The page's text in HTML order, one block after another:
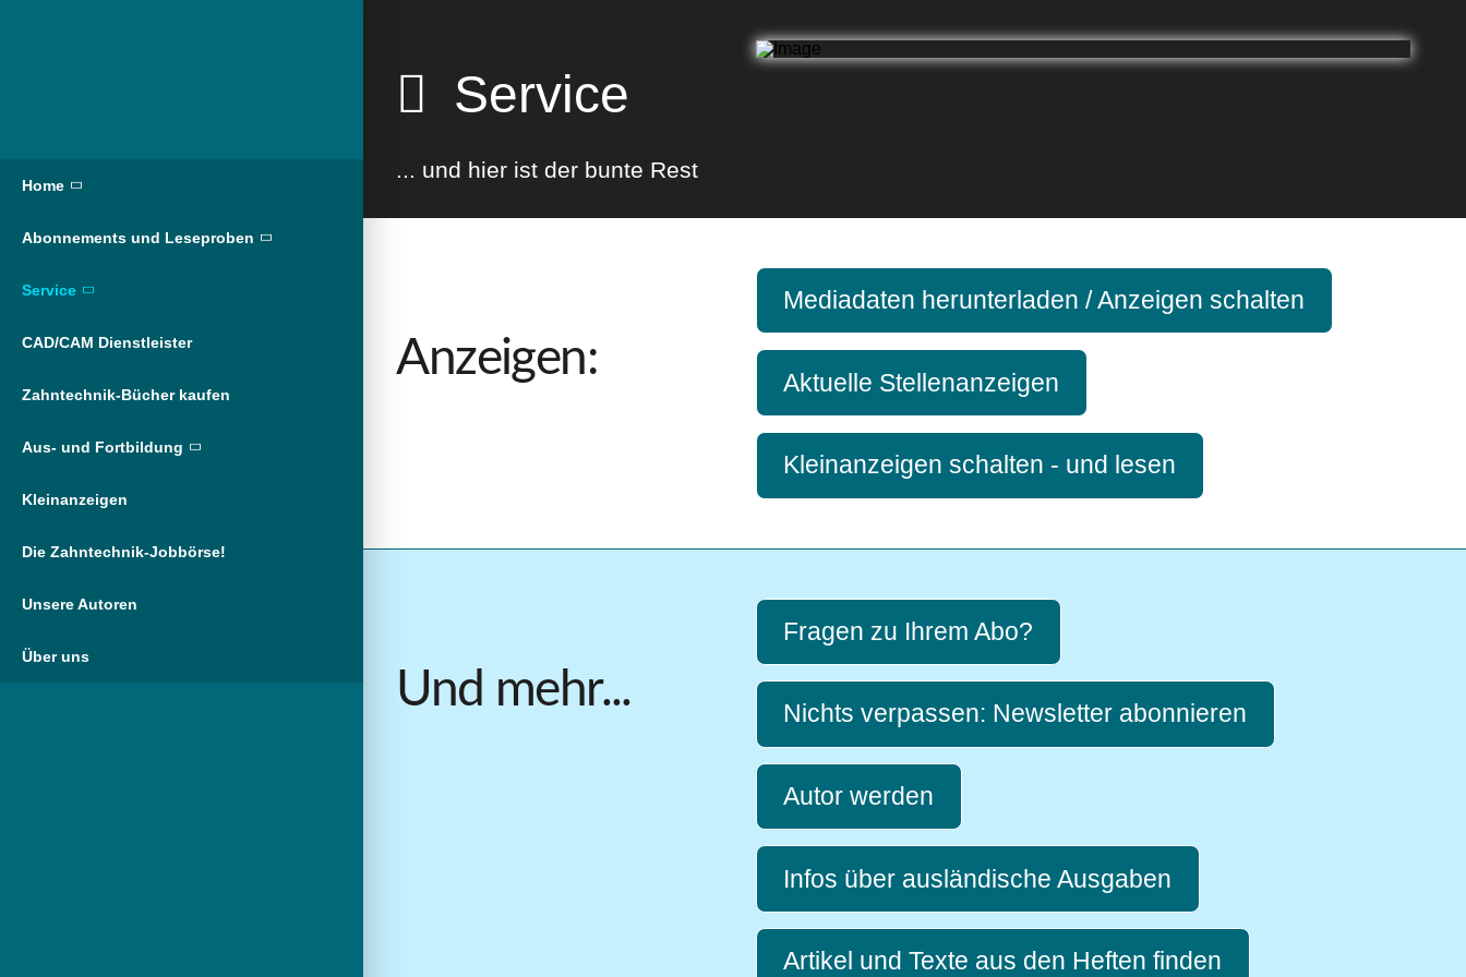
Home
Abonnements und Leseproben
Service
CAD/CAM Dienstleister
Zahntechnik-Bücher kaufen
Aus- und Fortbildung
Kleinanzeigen
Die Zahntechnik-Jobbörse!
Unsere Autoren
Über uns
Service
... und hier ist der bunte Rest
Anzeigen:
Mediadaten herunterladen / Anzeigen schalten
Aktuelle Stellenanzeigen
Kleinanzeigen schalten - und lesen
Und mehr...
Fragen zu Ihrem Abo?
Nichts verpassen: Newsletter abonnieren
Autor werden
Infos über ausländische Ausgaben
Artikel und Texte aus den Heften finden